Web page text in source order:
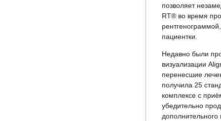
позволяет
RT® во время
пациентки.
Недавно были
визуализации
перенесшие
получила 25
комплексе с
убедительно
дополнительного